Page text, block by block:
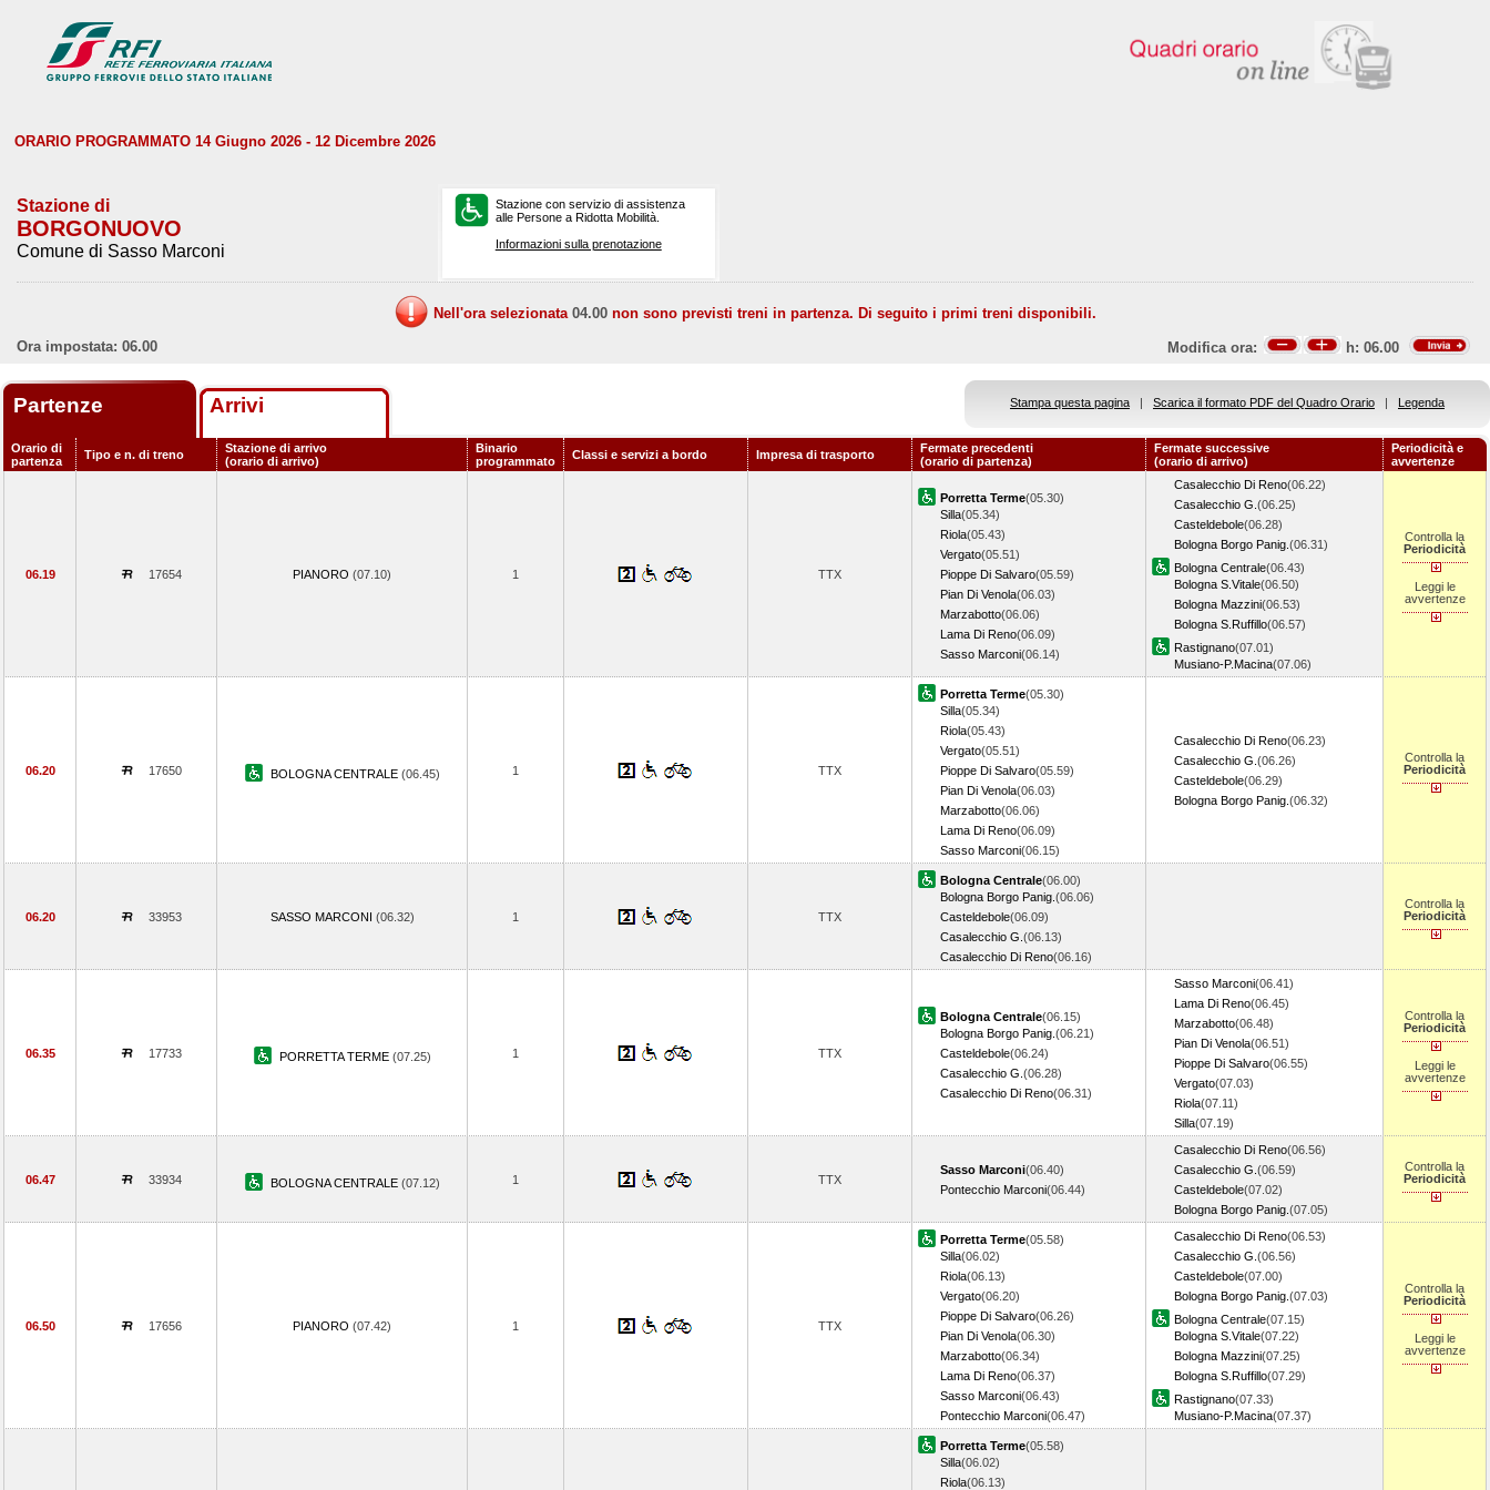
ORARIO PROGRAMMATO 14 Giugno 2026 - 12 Dicembre 2026
Stazione di
BORGONUOVO
Comune di Sasso Marconi
Stazione con servizio di assistenza
alle Persone a Ridotta Mobilità.
Informazioni sulla prenotazione
Nell'ora selezionata 04.00 non sono previsti treni in partenza. Di seguito i primi treni disponibili.
Ora impostata: 06.00
Modifica ora: h: 06.00
Partenze Arrivi Stampa questa pagina | Scarica il formato PDF del Quadro Orario | Legenda
Orario di
partenza
Tipo e n. di treno
Stazione di arrivo
(orario di arrivo)
Binario
programmato
Classi e servizi a bordo Impresa di trasporto
Fermate precedenti
(orario di partenza)
Fermate successive
(orario di arrivo)
Periodicità e
avvertenze
06.19 17654 PIANORO (07.10) 1 TTX
Porretta Terme(05.30)
Silla(05.34)
Riola(05.43)
Vergato(05.51)
Pioppe Di Salvaro(05.59)
Pian Di Venola(06.03)
Marzabotto(06.06)
Lama Di Reno(06.09)
Sasso Marconi(06.14)
Casalecchio Di Reno(06.22)
Casalecchio G. (06.25)
Casteldebole(06.28)
Bologna Borgo Panig. (06.31)
Bologna Centrale(06.43)
Bologna S.Vitale(06.50)
Bologna Mazzini(06.53)
Bologna S.Ruffillo(06.57)
Rastignano(07.01)
Musiano-P.Macina(07.06)
Controlla la
Periodicità
Leggi le
avvertenze
06.20 17650 BOLOGNA CENTRALE (06.45) 1 TTX
Porretta Terme(05.30)
Silla(05.34)
Riola(05.43)
Vergato(05.51)
Pioppe Di Salvaro(05.59)
Pian Di Venola(06.03)
Marzabotto(06.06)
Lama Di Reno(06.09)
Sasso Marconi(06.15)
Casalecchio Di Reno(06.23)
Casalecchio G. (06.26)
Casteldebole(06.29)
Bologna Borgo Panig. (06.32)
Controlla la
Periodicità
06.20 33953 SASSO MARCONI (06.32) 1 TTX
Bologna Centrale(06.00)
Bologna Borgo Panig. (06.06)
Casteldebole(06.09)
Casalecchio G. (06.13)
Casalecchio Di Reno(06.16)
Controlla la
Periodicità
06.35 17733 PORRETTA TERME (07.25) 1 TTX
Bologna Centrale(06.15)
Bologna Borgo Panig. (06.21)
Casteldebole(06.24)
Casalecchio G. (06.28)
Casalecchio Di Reno(06.31)
Sasso Marconi(06.41)
Lama Di Reno(06.45)
Marzabotto(06.48)
Pian Di Venola(06.51)
Pioppe Di Salvaro(06.55)
Vergato(07.03)
Riola(07.11)
Silla(07.19)
Controlla la
Periodicità
Leggi le
avvertenze
06.47 33934 BOLOGNA CENTRALE (07.12) 1 TTX
Sasso Marconi(06.40)
Pontecchio Marconi(06.44)
Casalecchio Di Reno(06.56)
Casalecchio G. (06.59)
Casteldebole(07.02)
Bologna Borgo Panig. (07.05)
Controlla la
Periodicità
06.50 17656 PIANORO (07.42) 1 TTX
Porretta Terme(05.58)
Silla(06.02)
Riola(06.13)
Vergato(06.20)
Pioppe Di Salvaro(06.26)
Pian Di Venola(06.30)
Marzabotto(06.34)
Lama Di Reno(06.37)
Sasso Marconi(06.43)
Pontecchio Marconi(06.47)
Casalecchio Di Reno(06.53)
Casalecchio G. (06.56)
Casteldebole(07.00)
Bologna Borgo Panig. (07.03)
Bologna Centrale(07.15)
Bologna S.Vitale(07.22)
Bologna Mazzini(07.25)
Bologna S.Ruffillo(07.29)
Rastignano(07.33)
Musiano-P.Macina(07.37)
Controlla la
Periodicità
Leggi le
avvertenze
Porretta Terme(05.58)
Silla(06.02)
Riola(06.13)